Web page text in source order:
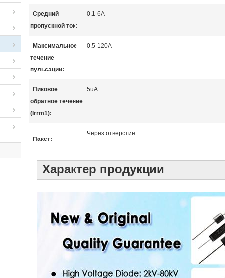
Средний
пропускной ток:
0.1-6A
Максимальное
течение
пульсации:
0.5-120A
Пиковое
обратное течение
(Irrm1):
5uA
Пакет:
Через отверстие
Характер продукции